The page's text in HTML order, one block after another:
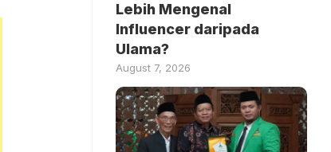
Lebih Mengenal
Influencer daripada
Ulama?
August 7, 2026